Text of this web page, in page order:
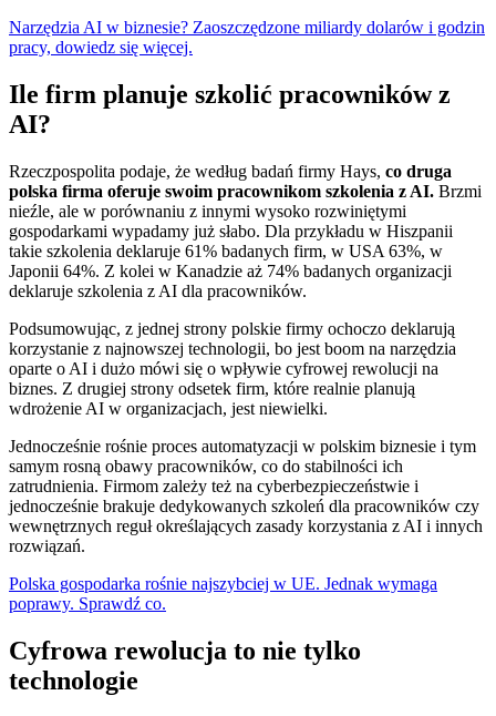
Narzędzia AI w biznesie? Zaoszczędzone miliardy dolarów i godzin
pracy, dowiedz się więcej.
Ile firm planuje szkolić pracowników z
AI?
Rzeczpospolita podaje, że według badań firmy Hays, co druga
polska firma oferuje swoim pracownikom szkolenia z AI. Brzmi
nieźle, ale w porównaniu z innymi wysoko rozwiniętymi
gospodarkami wypadamy już słabo. Dla przykładu w Hiszpanii
takie szkolenia deklaruje 61% badanych firm, w USA 63%, w
Japonii 64%. Z kolei w Kanadzie aż 74% badanych organizacji
deklaruje szkolenia z AI dla pracowników.
Podsumowując, z jednej strony polskie firmy ochoczo deklarują
korzystanie z najnowszej technologii, bo jest boom na narzędzia
oparte o AI i dużo mówi się o wpływie cyfrowej rewolucji na
biznes. Z drugiej strony odsetek firm, które realnie planują
wdrożenie AI w organizacjach, jest niewielki.
Jednocześnie rośnie proces automatyzacji w polskim biznesie i tym
samym rosną obawy pracowników, co do stabilności ich
zatrudnienia. Firmom zależy też na cyberbezpieczeństwie i
jednocześnie brakuje dedykowanych szkoleń dla pracowników czy
wewnętrznych reguł określających zasady korzystania z AI i innych
rozwiązań.
Polska gospodarka rośnie najszybciej w UE. Jednak wymaga
poprawy. Sprawdź co.
Cyfrowa rewolucja to nie tylko
technologie